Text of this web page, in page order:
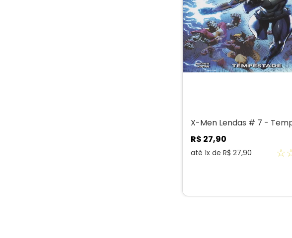
X-Men Lendas # 7 -
R$ 27,90
até 1x de R$ 27,90 ☆